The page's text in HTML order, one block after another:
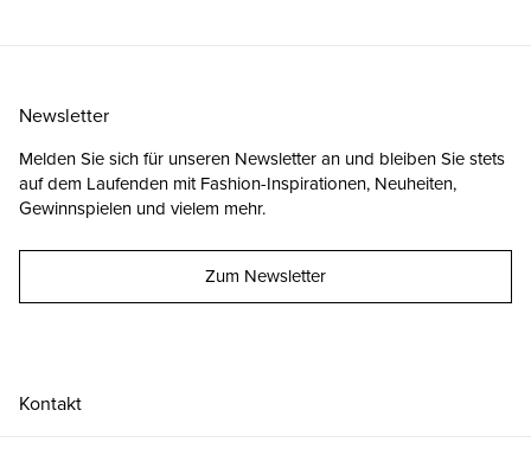
Kontakt
Newsletter
Melden Sie sich für unseren Newsletter an und bleiben Sie stets
auf dem Laufenden mit Fashion-Inspirationen, Neuheiten,
Gewinnspielen und vielem mehr.
Zum Newsletter